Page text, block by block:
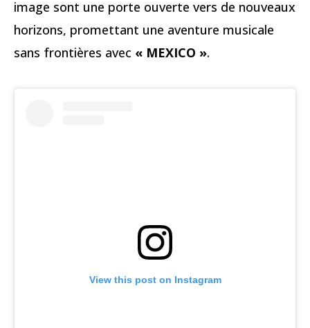
image sont une porte ouverte vers de nouveaux
horizons, promettant une aventure musicale
sans frontières avec « MEXICO ».
View this post on Instagram